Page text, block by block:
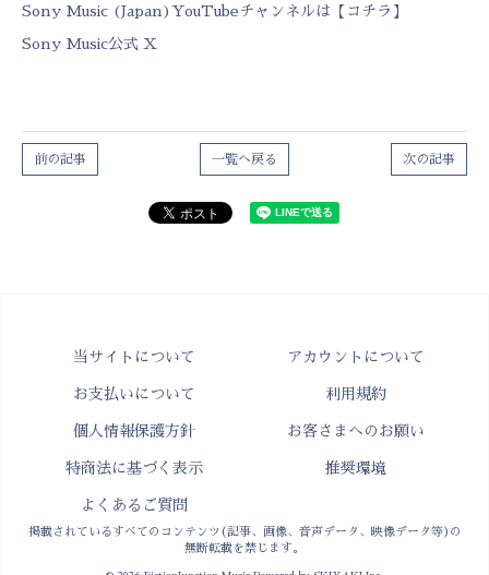
Sony Music (Japan)YouTubeチャンネルは【 コチラ 】
Sony Music公式 X
次の記事
一覧へ戻る
前の記事
当サイトについて アカウントについて
お支払いについて 利用規約
個人情報保護方針 お客さまへのお願い
特商法に基づく表示 推奨環境
よくあるご質問
掲載されているすべてのコンテンツ(記事、画像、音声データ、映像データ等)の
無断転載を禁じます。